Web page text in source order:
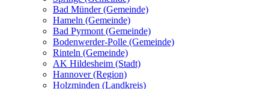
Bad Münder (Gemeinde)
Hameln (Gemeinde)
Bad Pyrmont (Gemeinde)
Bodenwerder-Polle (Gemeinde)
Rinteln (Gemeinde)
AK Hildesheim (Stadt)
Hannover (Region)
Holzminden (Landkreis)